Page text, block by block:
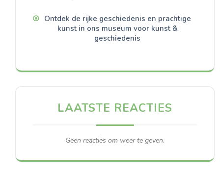
Ontdek de rijke geschiedenis en prachtige
kunst in ons museum voor kunst &
geschiedenis
LAATSTE REACTIES
Geen reacties om weer te geven.